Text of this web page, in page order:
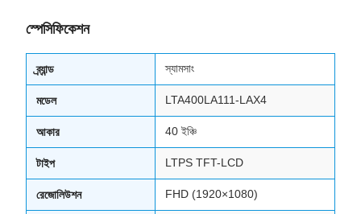
স্পেসিফিকেশন
ব্র্যান্ড স্যামসাং
মডেল LTA400LA111-LAX4
আকার 40 ইঞ্চি
টাইপ LTPS TFT-LCD
রেজোলিউশন FHD (1920×1080)